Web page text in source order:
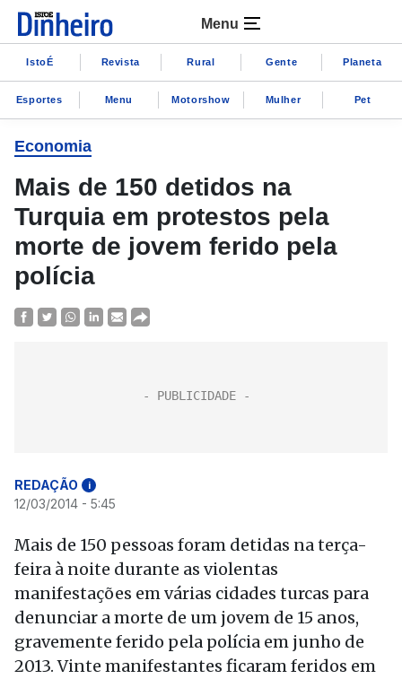
Menu
IstoÉ Revista Rural Gente Planeta
Esportes Menu Motorshow Mulher Pet
Economia
Mais de 150 detidos na
Turquia em protestos pela
morte de jovem ferido pela
polícia
REDAÇÃO i
12/03/2014 - 5:45
Mais de 150 pessoas foram detidas na terça-
feira à noite durante as violentas
manifestações em várias cidades turcas para
denunciar a morte de um jovem de 15 anos,
gravemente ferido pela polícia em junho de
2013. Vinte manifestantes ficaram feridos em